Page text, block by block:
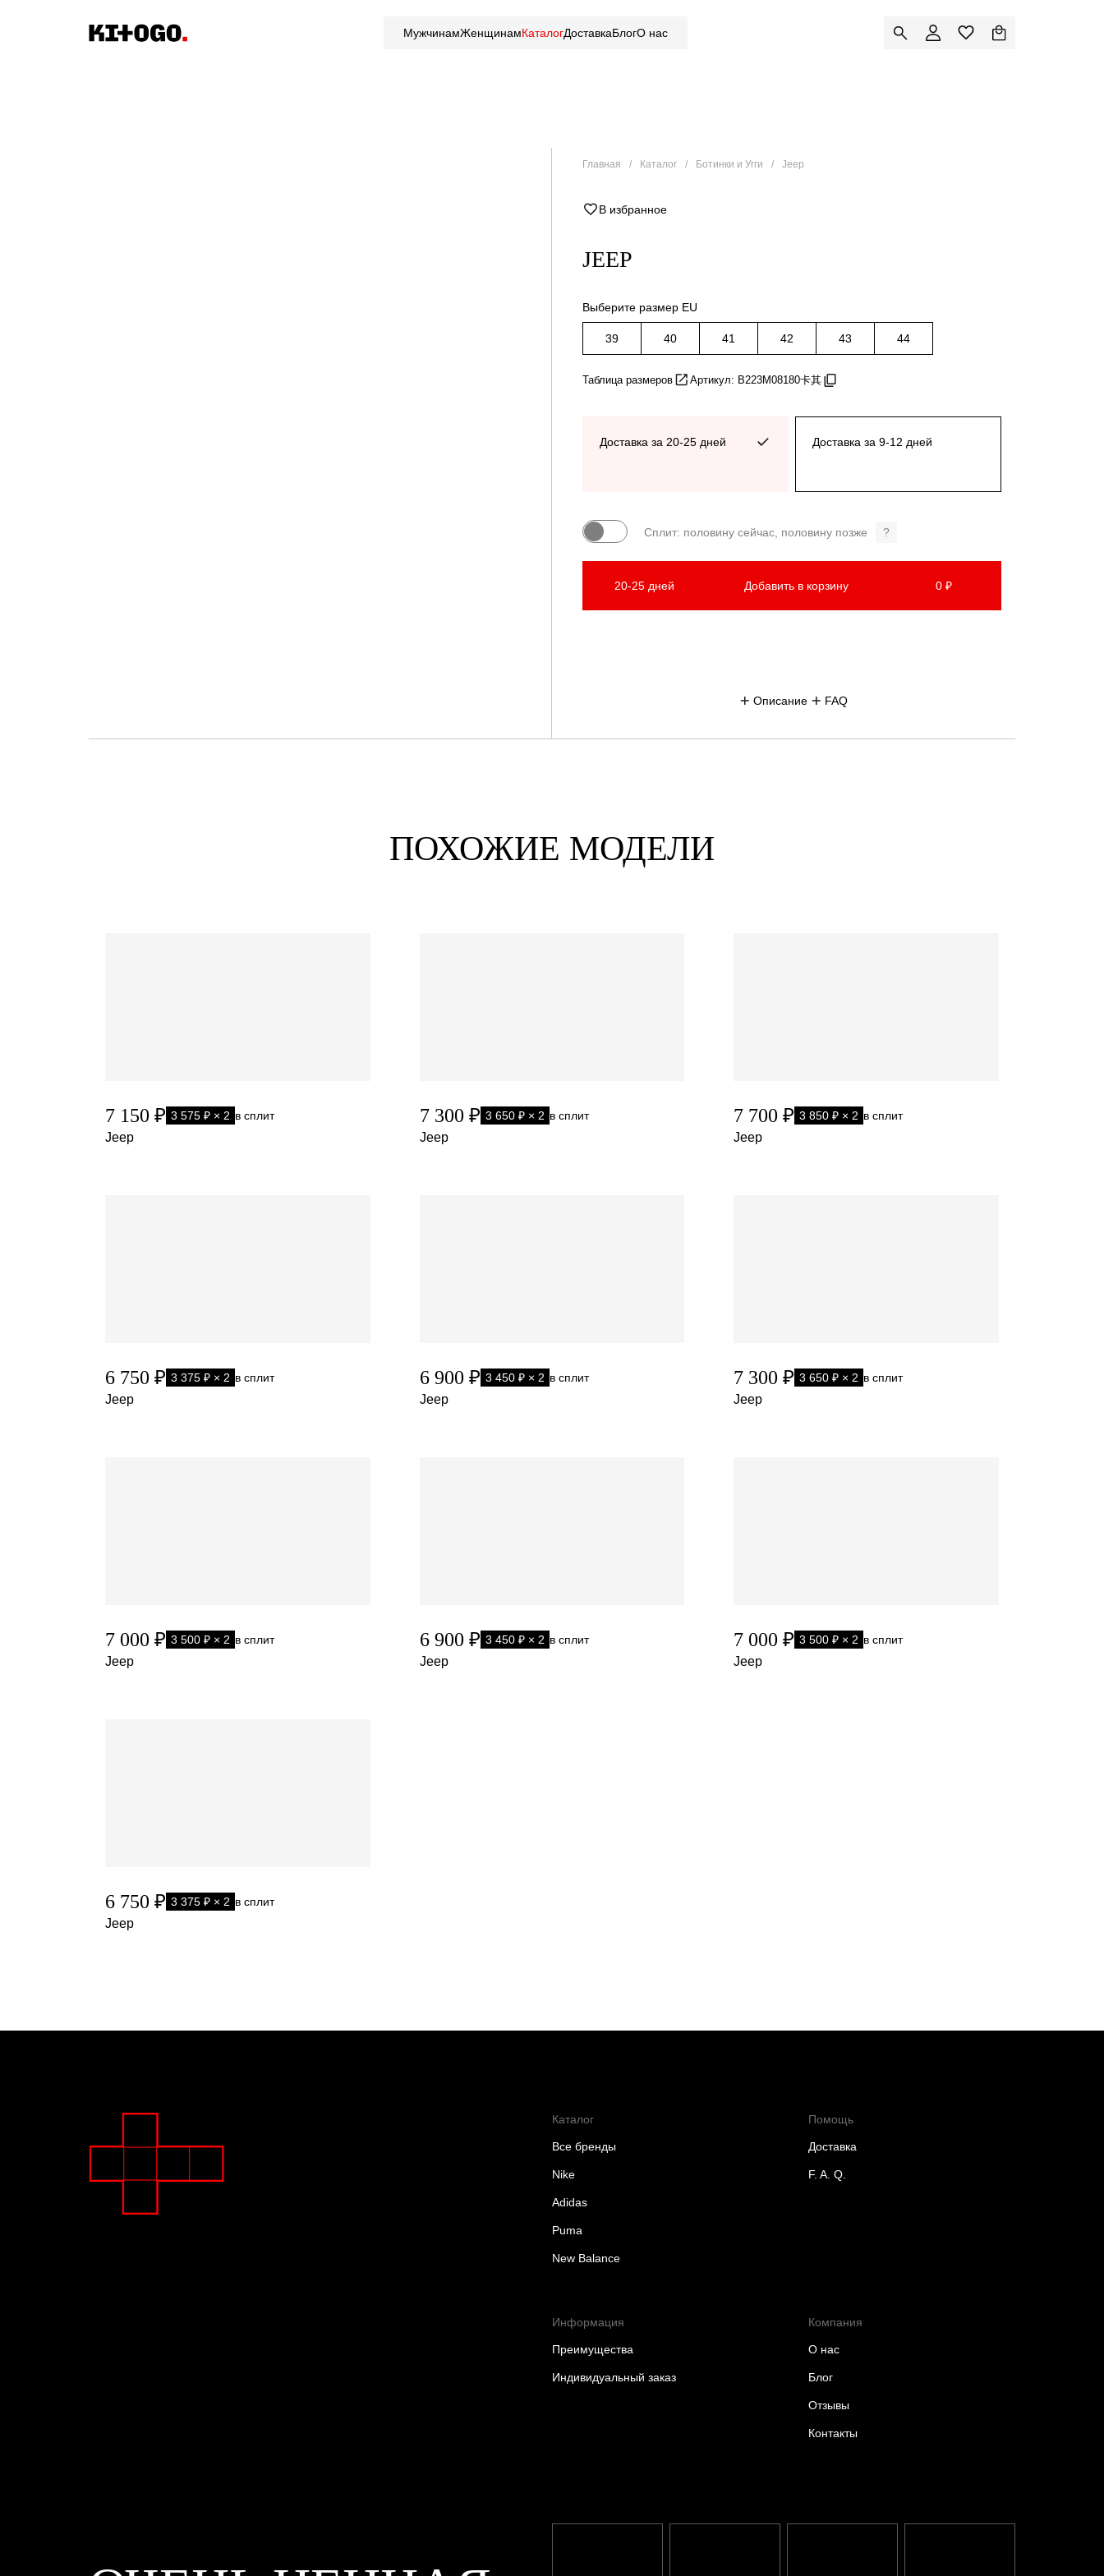
МужчинамЖенщинамКаталогДоставкаБлогО нас
Главная Каталог Ботинки и Угги Jeep
JEEP
В избранное
Выберите размер EU
39 40 41 42 43 44
Таблица размеров Артикул: B223M08180卡其
Доставка за 20-25 дней Доставка за 9-12 дней
Сплит: половину сейчас, половину позже ?
20-25 дней Добавить в корзину 0 ₽
Описание FAQ
ПОХОЖИЕ МОДЕЛИ
7 150 ₽ 3 575 ₽ × 2 в сплит
Jeep
7 300 ₽ 3 650 ₽ × 2 в сплит
Jeep
7 700 ₽ 3 850 ₽ × 2 в сплит
Jeep
6 750 ₽ 3 375 ₽ × 2 в сплит
Jeep
6 900 ₽ 3 450 ₽ × 2 в сплит
Jeep
7 300 ₽ 3 650 ₽ × 2 в сплит
Jeep
7 000 ₽ 3 500 ₽ × 2 в сплит
Jeep
6 900 ₽ 3 450 ₽ × 2 в сплит
Jeep
7 000 ₽ 3 500 ₽ × 2 в сплит
Jeep
6 750 ₽ 3 375 ₽ × 2 в сплит
Jeep
Каталог
Все бренды
Nike
Adidas
Puma
New Balance
Помощь
Доставка
F. A. Q.
Информация
Преимущества
Индивидуальный заказ
Компания
О нас
Блог
Отзывы
Контакты